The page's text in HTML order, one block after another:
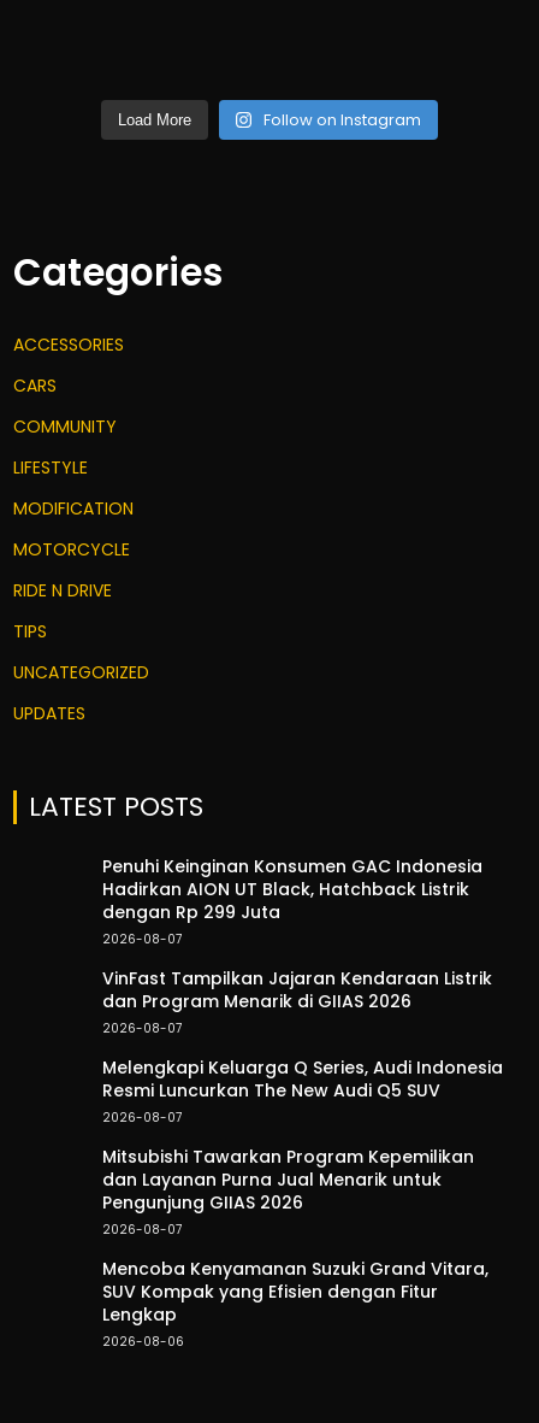
Load More Follow on Instagram
Categories
ACCESSORIES
CARS
COMMUNITY
LIFESTYLE
MODIFICATION
MOTORCYCLE
RIDE N DRIVE
TIPS
UNCATEGORIZED
UPDATES
LATEST POSTS
Penuhi Keinginan Konsumen GAC Indonesia
Hadirkan AION UT Black, Hatchback Listrik
dengan Rp 299 Juta
2026-08-07
VinFast Tampilkan Jajaran Kendaraan Listrik
dan Program Menarik di GIIAS 2026
2026-08-07
Melengkapi Keluarga Q Series, Audi Indonesia
Resmi Luncurkan The New Audi Q5 SUV
2026-08-07
Mitsubishi Tawarkan Program Kepemilikan
dan Layanan Purna Jual Menarik untuk
Pengunjung GIIAS 2026
2026-08-07
Mencoba Kenyamanan Suzuki Grand Vitara,
SUV Kompak yang Efisien dengan Fitur
Lengkap
2026-08-06